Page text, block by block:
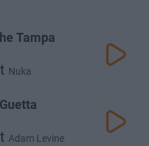
Tampa
Nuka
Adam Levine